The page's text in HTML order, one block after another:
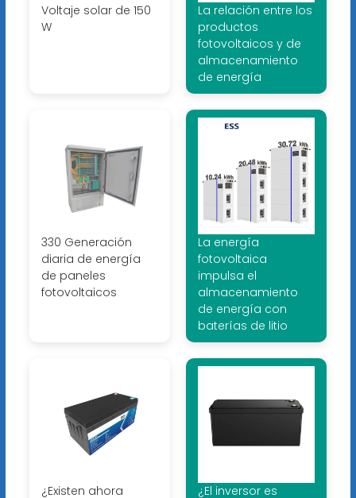
Voltaje solar de 150
W
La relación entre los
productos
fotovoltaicos y de
almacenamiento
de energía
330 Generación
diaria de energía
de paneles
fotovoltaicos
La energía
fotovoltaica
impulsa el
almacenamiento
de energía con
baterías de litio
¿Existen ahora
¿El inversor es